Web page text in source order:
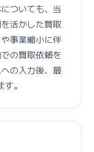
ついても、当
活かした買取
事業縮小に伴
の買取依頼を
の入力後、最
。